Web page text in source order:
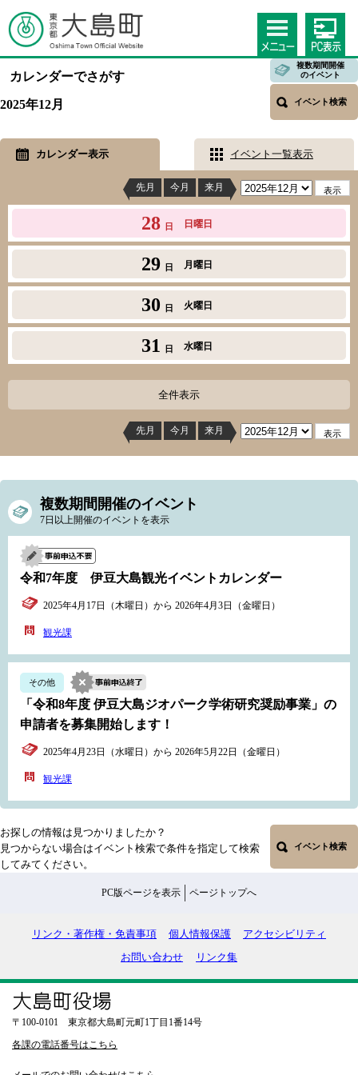
カレンダーでさがす
複数期間開催
のイベント
イベント検索
2025年12月
カレンダー表示 イベント一覧表示
先月 今月 来月
28 日 日曜日
29 日 月曜日
30 日 火曜日
31 日 水曜日
全件表示
先月 今月 来月
複数期間開催のイベント
7日以上開催のイベントを表示
令和7年度 伊豆大島観光イベントカレンダー
2025年4月17日（木曜日）から 2026年4月3日（金曜日）
観光課
その他
「令和8年度 伊豆大島ジオパーク学術研究奨励事業」の
申請者を募集開始します！
2025年4月23日（水曜日）から 2026年5月22日（金曜日）
観光課
お探しの情報は見つかりましたか？
見つからない場合はイベント検索で条件を指定して検索
してみてください。
イベント検索
PC版ページを表示 ページトップへ
リンク・著作権・免責事項 個人情報保護 アクセシビリティ
お問い合わせ リンク集
〒100-0101 東京都大島町元町1丁目1番14号
各課の電話番号はこちら